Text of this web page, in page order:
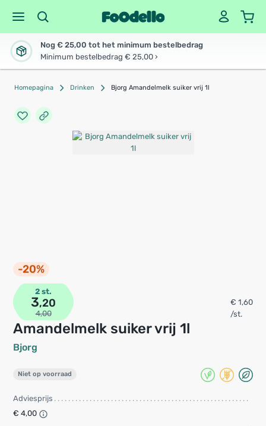
Nog € 25,00 tot het minimum bestelbedrag
Minimum bestelbedrag € 25,00 ›
Homepagina Drinken Bjorg Amandelmelk suiker vrij 1l
-20%
Amandelmelk suiker vrij 1l
Bjorg
2 st.
3,20
4,00
€ 1,60
/st.
Niet op voorraad
Adviesprijs
€ 4,00